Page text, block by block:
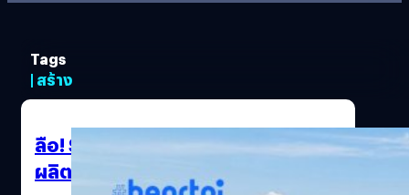
Tags
| สร้าง
ลือ! Samsung จะเริ่มสร้างโรงงาน
ผลิตชิปแห่งที่ 3 ในเดือนหน้า